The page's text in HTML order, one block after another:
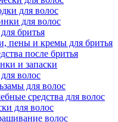
для волос
для волос
бритья
пены и кремы для бритья
после бритья
и запаски
волос
для волос
средства для волос
для волос
волос